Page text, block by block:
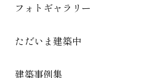
フォトギャラリー
ただいま建築中
建築事例集